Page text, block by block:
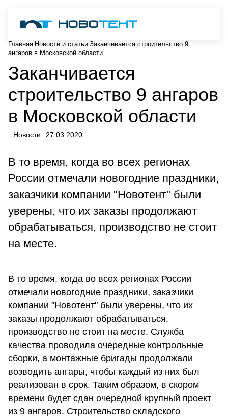
Главная Новости и статьи Заканчивается строительство 9
ангаров в Московской области
Заканчивается
строительство 9 ангаров
в Московской области
Новости 27.03.2020
В то время, когда во всех регионах
России отмечали новогодние праздники,
заказчики компании "Новотент" были
уверены, что их заказы продолжают
обрабатываться, производство не стоит
на месте.
В то время, когда во всех регионах России
отмечали новогодние праздники, заказчики
компании "Новотент" были уверены, что их
заказы продолжают обрабатываться,
производство не стоит на месте. Служба
качества проводила очередные контрольные
сборки, а монтажные бригады продолжали
возводить ангары, чтобы каждый из них был
реализован в срок. Таким образом, в скором
времени будет сдан очередной крупный проект
из 9 ангаров. Строительство складского